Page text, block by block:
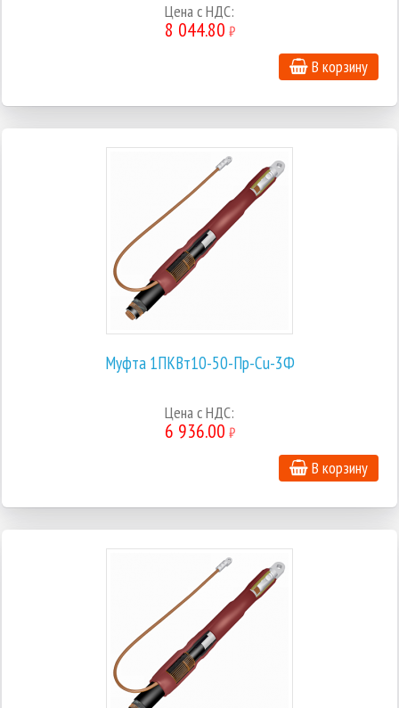
Цена с НДС:
8 044.80 ₽
В корзину
Муфта 1ПКВт10-50-Пр-Cu-3Ф
Цена с НДС:
6 936.00 ₽
В корзину